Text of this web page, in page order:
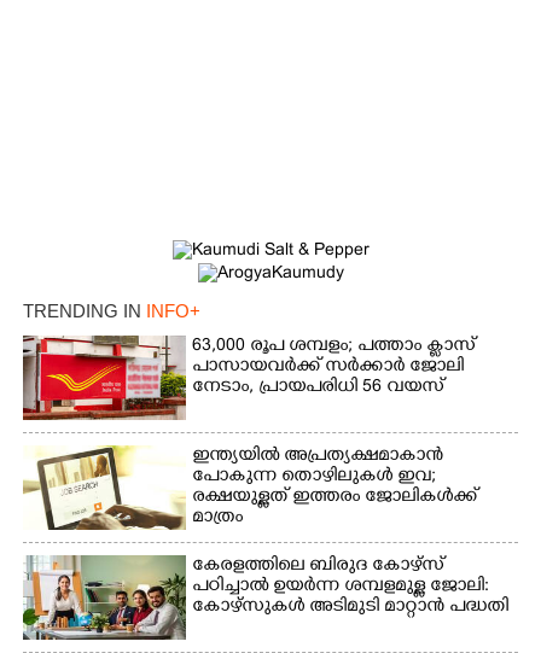
TRENDING IN INFO+
63,000 രൂപ ശമ്പളം; പത്താം ക്ലാസ്
പാസായവർക്ക് സർക്കാർ ജോലി
നേടാം, പ്രായപരിധി 56 വയസ്
ഇന്ത്യയിൽ അപ്രത്യക്ഷമാകാൻ
പോകുന്ന തൊഴിലുകൾ ഇവ;
രക്ഷയുള്ളത് ഇത്തരം ജോലികൾക്ക്
മാത്രം
കേരളത്തിലെ ബിരുദ കോഴ്സ്
പഠിച്ചാൽ ഉയർന്ന ശമ്പളമുള്ള ജോലി:​
കോഴ്സുകൾ അടിമുടി മാറ്റാൻ പദ്ധതി